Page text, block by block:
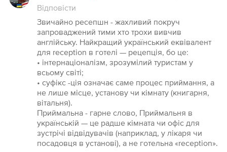
Відповісти
Звичайно ресепшн - жахливий покруч
запроваджений тими хто трохи вивчив
англійську. Найкращий український еквівалент
для reception в готелі — рецепція, бо це:
• інтернаціоналізм, зрозумілий туристам у
всьому світі;
• суфікс -ція означає саме процес приймання, а
не лише місце, установу чи кімнату (книгарня,
вітальня).
Приймальна - гарне слово, Приймальня в
українській — це радше кімната чи офіс для
зустрічі відвідувачів (наприклад, у лікаря чи
посадовця в установі), а не готельна «reception».